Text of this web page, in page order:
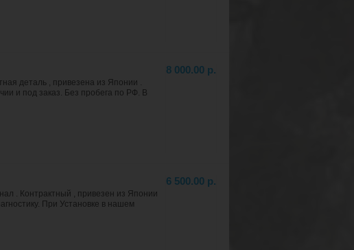
8 000.00 р.
деталь , привезена из Японии .
и под заказ. Без пробега по РФ. В
6 500.00 р.
. Контрактный , привезен из Японии
При Установке в нашем